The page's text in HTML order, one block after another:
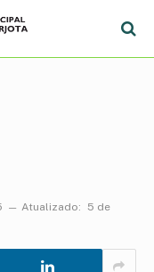
Atualizado:
5 de